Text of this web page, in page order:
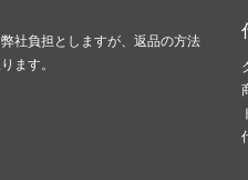
社負担としますが、返品の方法
ます。